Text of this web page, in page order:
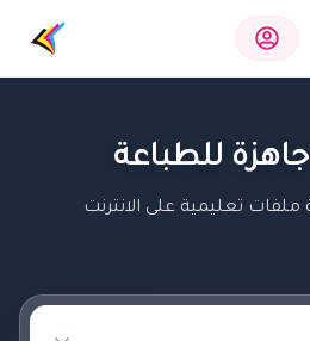
للطباعة
تعليمية على الانترنت